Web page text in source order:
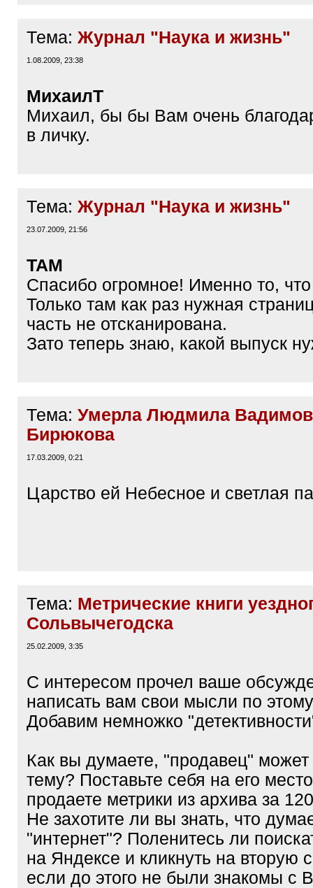
Тема: Журнал "Наука и жизнь"
1.08.2009, 23:38
МихаилТ
Михаил, бы бы Вам очень
в личку.
Тема: Журнал "Наука и жизнь"
23.07.2009, 21:56
TAM
Спасибо огромное! Именно то,
Только там как раз нужная
часть не отсканирована.
Зато теперь знаю, какой выпуск
Тема: Умерла Людмила
Бирюкова
17.03.2009, 0:21
Царство ей Небесное и светлая
Тема: Метрические книги
Сольвычегодска
25.02.2009, 3:35
С интересом прочел ваше
написать вам свои мысли по
Добавим немножко
Как вы думаете, "продавец" может
тему? Поставьте себя на его
продаете метрики из архива за
Не захотите ли вы знать, что
"интернет"? Поленитесь ли
на Яндексе и кликнуть на вторую
если до этого не были знакомы с